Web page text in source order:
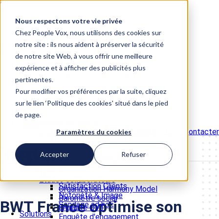
Nous respectons votre vie privée
Chez People Vox, nous utilisons des cookies sur
notre site : ils nous aident à préserver la sécurité
de notre site Web, à vous offrir une meilleure
expérience et à afficher des publicités plus
pertinentes.
Pour modifier vos préférences par la suite, cliquez
sur le lien ‘Politique des cookies' situé dans le pied
de page.
Paramètres du cookies
Accepter Refuser
Skip to content
📞 +33 5 82 95 56 50
Site Vote électronique
Fermer
Pourquoi People Vox ?
Conseil & Accompagnement
Collecte de données
Analyse de données
Sécurité & confidentialité
Nos études
Organization Harmony Model
Enquête QVT
Enquête d'engagement
Enquête RPS
Satisfaction Clients
Notoriété & Image
Sondage ad hoc
Solutions
Conseil & Accompagnement
Collecte de données
Analyse de données
Sécurité & confidentialité
Etudes collaborateurs
Organization Harmony Model
Baromètre social
Enquête QVT
Enquête d'engagement
Demander un devis Nous contacter
AVIS & CAS CLIENTS
BWT France optimise son